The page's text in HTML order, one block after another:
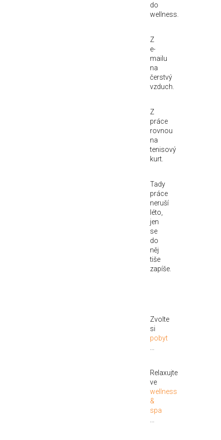
do
wellness.
Z
e-
mailu
na
čerstvý
vzduch.
Z
práce
rovnou
na
tenisový
kurt.
Tady
práce
neruší
léto,
jen
se
do
něj
tiše
zapíše.
Zvolte
si
pobyt
Relaxujte
ve
wellness
&
spa